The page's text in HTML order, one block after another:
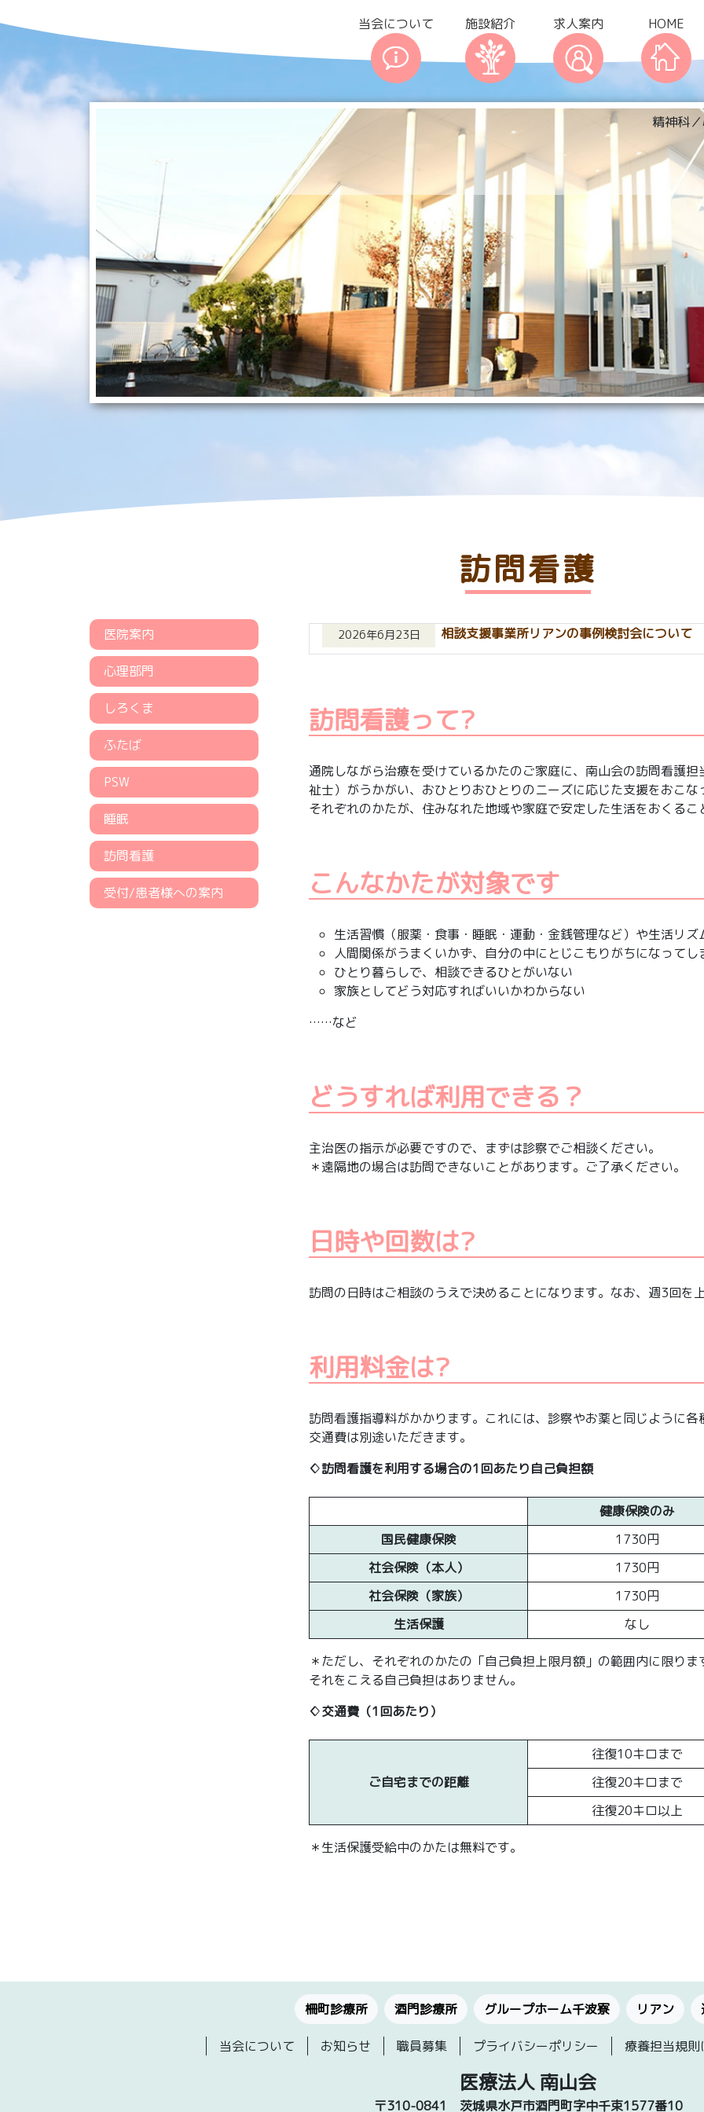
当会について 施設紹介 求人案内 HOME
精神科
訪問看護
医院案内
心理部門
しろくま
ふたば
PSW
睡眠
訪問看護
受付/患者様への案内
2026年6月23日 相談支援事業所リアンの事例検討会について
訪問看護って?
通院しながら治療を受けているかたのご家庭に、南山会の訪問看護
祉士）がうかがい、おひとりおひとりのニーズに応じた支援をおこな
それぞれのかたが、住みなれた地域や家庭で安定した生活をおくるこ
こんなかたが対象です
生活習慣（服薬・食事・睡眠・運動・金銭管理など）や生活リ
人間関係がうまくいかず、自分の中にとじこもりがちになってし
ひとり暮らしで、相談できるひとがいない
家族としてどう対応すればいいかわからない
……など
どうすれば利用できる？
主治医の指示が必要ですので、まずは診察でご相談ください。
＊遠隔地の場合は訪問できないことがあります。ご了承ください。
日時や回数は?
訪問の日時はご相談のうえで決めることになります。なお、週3回を
利用料金は?
訪問看護指導料がかかります。これには、診察やお薬と同じように各
交通費は別途いただきます。
♢訪問看護を利用する場合の1回あたり自己負担額
健康保険のみ
国民健康保険
1730円
社会保険（本人）
1730円
社会保険（家族）
1730円
生活保護
なし
＊ただし、それぞれのかたの「自己負担上限月額」の範囲内に限りま
それをこえる自己負担はありません。
♢交通費（1回あたり）
ご自宅までの距離
往復10キロまで
往復20キロまで
往復20キロ以上
＊生活保護受給中のかたは無料です。
柵町診療所 酒門診療所 グループホーム千波寮 リアン
当会について お知らせ 職員募集 プライバシーポリシー 療養担当規
医療法人 南山会
〒310-0841 茨城県水戸市酒門町字中千束1577番10